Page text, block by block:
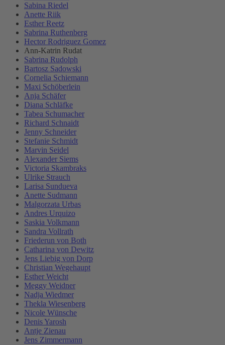
Sabina Riedel
Anette Riik
Esther Reetz
Sabrina Ruthenberg
Hector Rodriguez Gomez
Ann-Katrin Rudat
Sabrina Rudolph
Bartosz Sadowski
Cornelia Schiemann
Maxi Schöberlein
Anja Schäfer
Diana Schläfke
Tabea Schumacher
Richard Schnaidt
Jenny Schneider
Stefanie Schmidt
Marvin Seidel
Alexander Siems
Victoria Skambraks
Ulrike Strauch
Larisa Sundueva
Anette Sudmann
Malgorzata Urbas
Andres Urquizo
Saskia Volkmann
Sandra Vollrath
Friederun von Both
Catharina von Dewitz
Jens Liebig von Dorp
Christian Wegehaupt
Esther Weicht
Meggy Weidner
Nadja Wiedmer
Thekla Wiesenberg
Nicole Wünsche
Denis Yarosh
Antje Zienau
Jens Zimmermann